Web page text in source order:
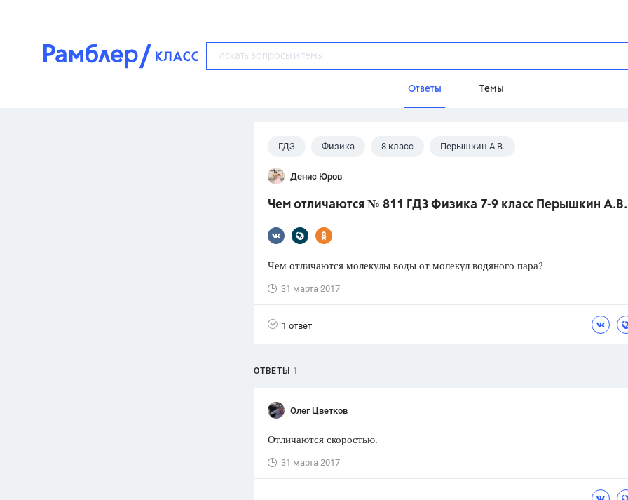
Ответы Темы
Популярные темы
ГДЗ
3273 ответа
ответов
Олимпиады
Spotlight
ответов
Домашнее задание
Цыбулько И.П.,
ГДЗ Физика 8 класс Перышкин А.В.
Денис Юров
Чем отличаются № 811 ГДЗ Физика 7-9 класс Перышкин А.В.
Чем отличаются молекулы воды от молекул водяного пара?
31 марта 2017
1 ответ
ОТВЕТЫ 1
Олег Цветков
Отличаются скоростью.
31 марта 2017